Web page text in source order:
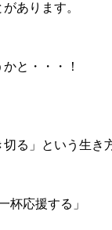
あります。
と・・・！
る」という生き
杯応援する」